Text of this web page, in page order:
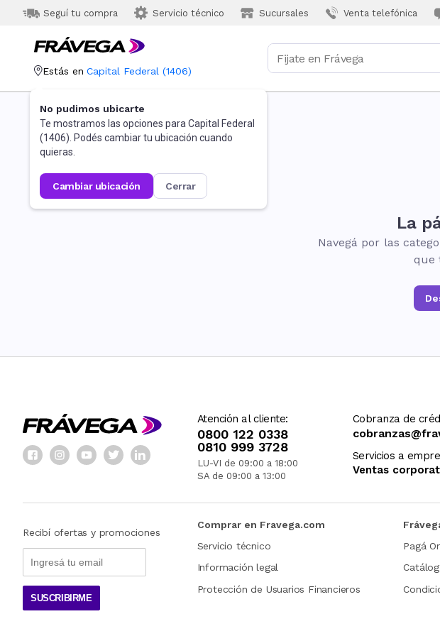
Seguí tu compra Servicio técnico Sucursales Venta telefónica
Estás en Capital Federal (1406)
No pudimos ubicarte
Te mostramos las opciones para Capital Federal
(1406). Podés cambiar tu ubicación cuando
quieras.
cambiar ubicación cerrar
La
Navegá por las
que
Atención al cliente:
0800 122 0338
0810 999 3728
LU-VI de 09:00 a 18:00
SA de 09:00 a 13:00
Cobranza de
Servicios a
Ventas
Recibí ofertas y promociones
SUSCRIBIRME
Comprar en Fravega.com
Servicio técnico
Información legal
Protección de Usuarios Financieros
Pagá